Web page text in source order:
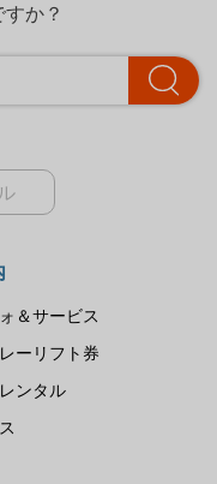
か？
＆サービス
ーリフト券
ンタル